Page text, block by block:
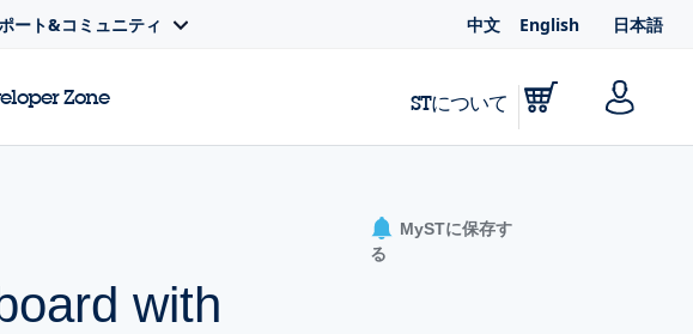
ート&コミュニティ 中文 English 日本語
Zone STについて
with
MySTに保存す
る